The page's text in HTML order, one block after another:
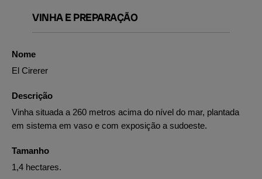
VINHA E PREPARAÇÃO
Nome
El Cirerer
Descrição
Vinha situada a 260 metros acima do nível do mar, plantada
em sistema em vaso e com exposição a sudoeste.
Tamanho
1,4 hectares.